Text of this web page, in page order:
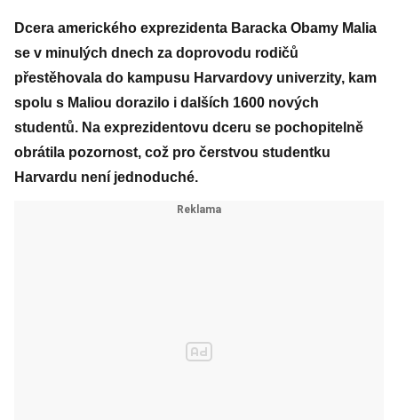
Dcera amerického exprezidenta Baracka Obamy Malia
se v minulých dnech za doprovodu rodičů
přestěhovala do kampusu Harvardovy univerzity, kam
spolu s Maliou dorazilo i dalších 1600 nových
studentů. Na exprezidentovu dceru se pochopitelně
obrátila pozornost, což pro čerstvou studentku
Harvardu není jednoduché.